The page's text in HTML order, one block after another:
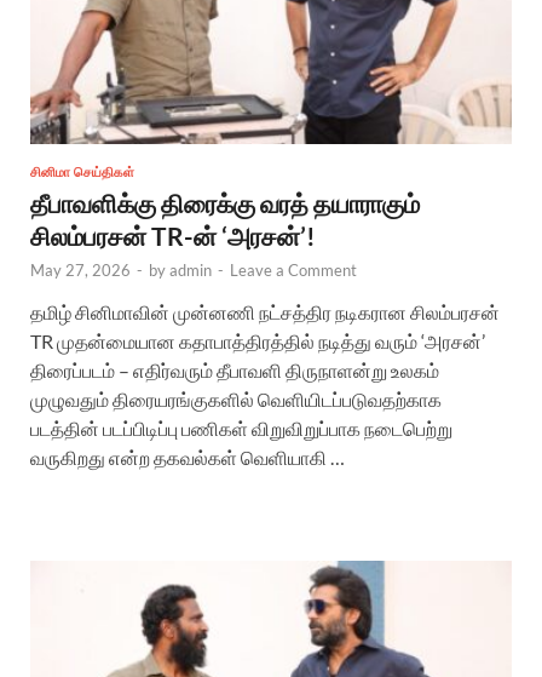
சினிமா செய்திகள்
தீபாவளிக்கு திரைக்கு வரத் தயாராகும்
சிலம்பரசன் TR-ன் ‘அரசன்’!
May 27, 2026 - byadmin - Leave a Comment
தமிழ் சினிமாவின் முன்னணி நட்சத்திர நடிகரான சிலம்பரசன்
TR முதன்மையான கதாபாத்திரத்தில் நடித்து வரும் ‘அரசன்’
திரைப்படம் – எதிர்வரும் தீபாவளி திருநாளன்று உலகம்
முழுவதும் திரையரங்குகளில் வெளியிடப்படுவதற்காக
படத்தின் படப்பிடிப்பு பணிகள் விறுவிறுப்பாக நடைபெற்று
வருகிறது என்ற தகவல்கள் வெளியாகி …